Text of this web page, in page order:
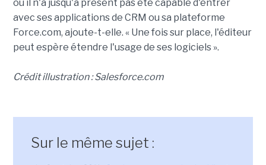
où il n'a jusqu'à présent pas été capable d'entrer
avec ses applications de CRM ou sa plateforme
Force.com, ajoute-t-elle. « Une fois sur place, l'éditeur
peut espère étendre l'usage de ses logiciels ».
Crédit illustration : Salesforce.com
Sur le même sujet :